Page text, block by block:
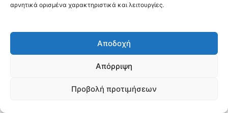
αρνητικά ορισμένα χαρακτηριστικά και λειτουργίες.
Αποδοχή
Απόρριψη
Προβολή προτιμήσεων
email: 3ype@3ype.gr